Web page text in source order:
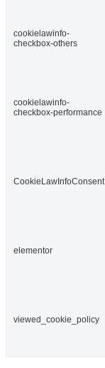
cookielawinfo-
checkbox-others
cookielawinfo-
checkbox-performance
CookieLawInfoConsent
elementor
viewed_cookie_policy